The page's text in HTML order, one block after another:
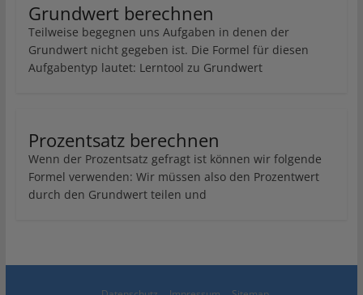
Grundwert berechnen
Teilweise begegnen uns Aufgaben in denen der
Grundwert nicht gegeben ist. Die Formel für diesen
Aufgabentyp lautet: Lerntool zu Grundwert
Prozentsatz berechnen
Wenn der Prozentsatz gefragt ist können wir folgende
Formel verwenden: Wir müssen also den Prozentwert
durch den Grundwert teilen und